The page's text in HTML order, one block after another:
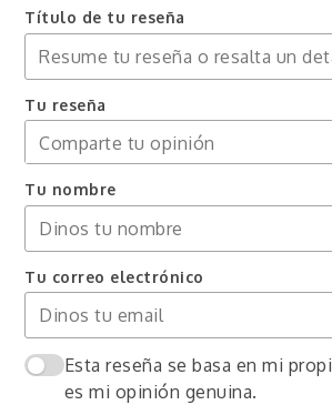
Título de tu reseña
Tu reseña
Tu nombre
Tu correo electrónico
Esta reseña se basa en mi
es mi opinión genuina.